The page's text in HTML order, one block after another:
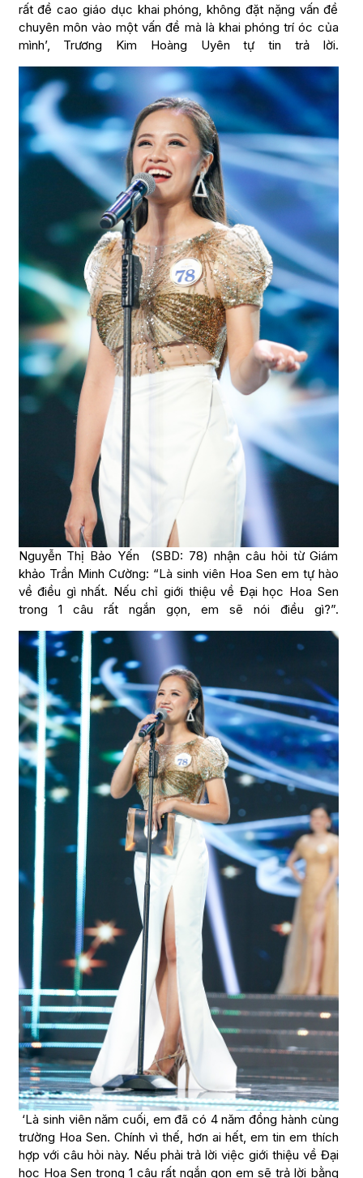
rất đề cao giáo dục khai phóng, không đặt nặng vấn đề
chuyên môn vào một vấn đề mà là khai phóng trí óc của
mình’, Trương Kim Hoàng Uyên tự tin trả lời.
Nguyễn Thị Bảo Yến (SBD: 78) nhận câu hỏi từ Giám
khảo Trần Minh Cường: “Là sinh viên Hoa Sen em tự hào
về điều gì nhất. Nếu chỉ giới thiệu về Đại học Hoa Sen
trong 1 câu rất ngắn gọn, em sẽ nói điều gì?”.
‘Là sinh viên năm cuối, em đã có 4 năm đồng hành cùng
trường Hoa Sen. Chính vì thế, hơn ai hết, em tin em thích
hợp với câu hỏi này. Nếu phải trả lời việc giới thiệu về Đại
học Hoa Sen trong 1 câu rất ngắn gọn em sẽ trả lời bằng